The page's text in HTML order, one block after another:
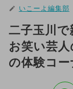
いこーよ編集部
二子玉川
お笑い芸
の体験コー